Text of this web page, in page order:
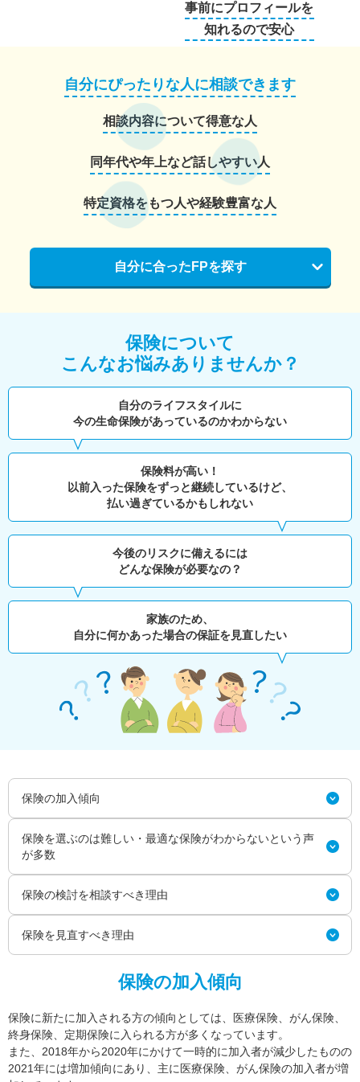
事前にプロフィールを
知れるので安心
自分にぴったりな人に相談できます
相談内容について得意な人
同年代や年上など話しやすい人
特定資格をもつ人や経験豊富な人
自分に合ったFPを探す
保険について
こんなお悩みありませんか？
自分のライフスタイルに
今の生命保険があっているのかわからない
保険料が高い！
以前入った保険をずっと継続しているけど、
払い過ぎているかもしれない
今後のリスクに備えるには
どんな保険が必要なの？
家族のため、
自分に何かあった場合の保証を見直したい
保険の加入傾向
保険を選ぶのは難しい・最適な保険がわからないという声
が多数
保険の検討を相談すべき理由
保険を見直すべき理由
保険の加入傾向
保険に新たに加入される方の傾向としては、医療保険、がん保険、
終身保険、定期保険に入られる方が多くなっています。
また、2018年から2020年にかけて一時的に加入者が減少したものの
2021年には増加傾向にあり、主に医療保険、がん保険の加入者が増